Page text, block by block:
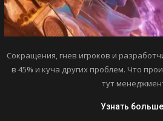
Сокращения, гнев игроков и
в 45% и куча других проблем. Что
тут
Узнать больше